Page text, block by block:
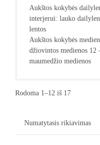
Aukštos kokybės
interjerui: lauko
lentos
Aukštos kokybės
džiovintos medienos 12
maumedžio medienos
Rodoma 1–12 iš 17